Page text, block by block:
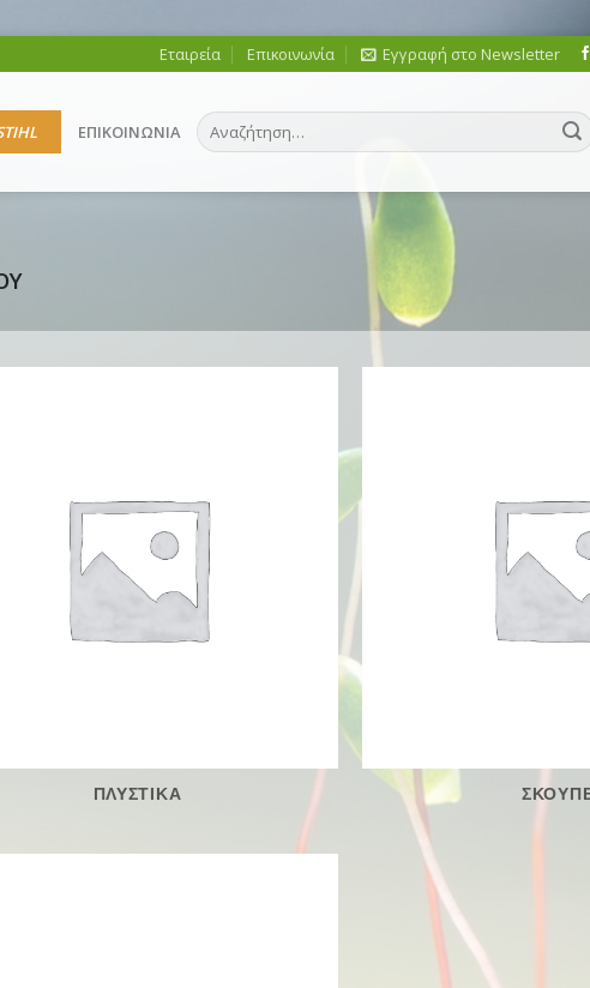
Εταιρεία Επικοινωνία Εγγραφή στο Newsletter
ΕΠΙΚΟΙΝΩΝΙΑ
Αναζήτηση
για:
ΠΛΥΣΤΙΚΑ